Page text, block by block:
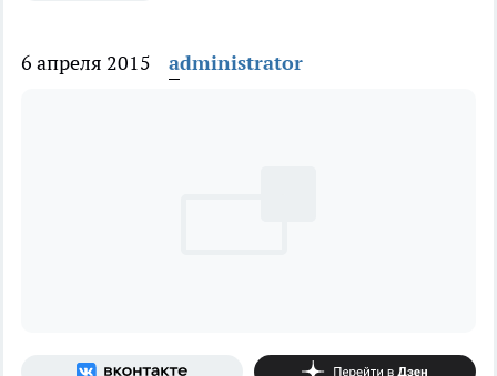
6 апреля 2015 administrator